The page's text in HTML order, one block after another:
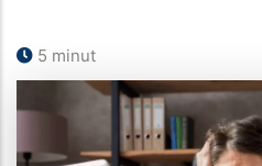
5 minut